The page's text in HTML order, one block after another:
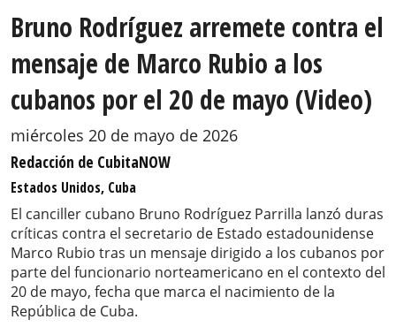
Bruno Rodríguez arremete contra el
mensaje de Marco Rubio a los
cubanos por el 20 de mayo (Video)
miércoles 20 de mayo de 2026
Redacción de CubitaNOW
Estados Unidos, Cuba
El canciller cubano Bruno Rodríguez Parrilla lanzó duras
críticas contra el secretario de Estado estadounidense
Marco Rubio tras un mensaje dirigido a los cubanos por
parte del funcionario norteamericano en el contexto del
20 de mayo, fecha que marca el nacimiento de la
República de Cuba.